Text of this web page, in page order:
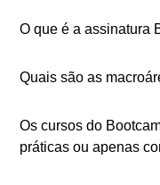
O que é a assinatura
Quais são as
Os cursos do
práticas ou apenas